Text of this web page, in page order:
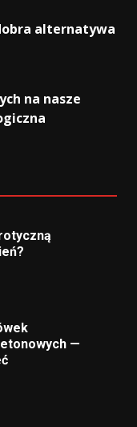
alternatywa
na nasze
—